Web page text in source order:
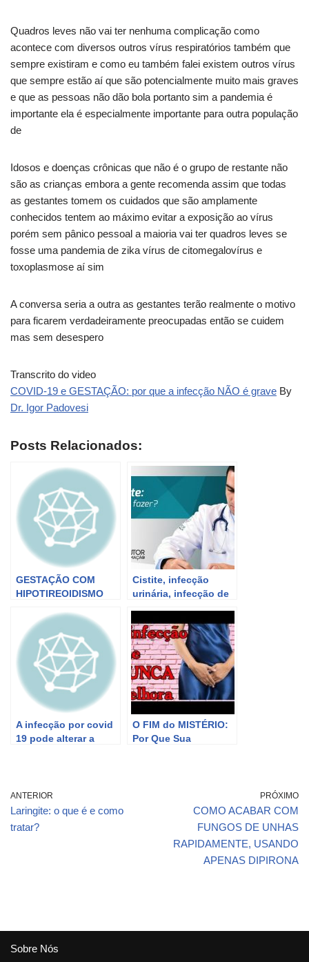
Quadros leves não vai ter nenhuma complicação como
acontece com diversos outros vírus respiratórios também que
sempre existiram e como eu também falei existem outros vírus
que sempre estão aí que são potencialmente muito mais graves
e que as pessoas não dão bola portanto sim a pandemia é
importante ela é especialmente importante para outra população
de
Idosos e doenças crônicas que não é o grupo de restante não
são as crianças embora a gente recomenda assim que todas
as gestantes tomem os cuidados que são amplamente
conhecidos tentem ao máximo evitar a exposição ao vírus
porém sem pânico pessoal a maioria vai ter quadros leves se
fosse uma pandemia de zika vírus de citomegalovírus e
toxoplasmose aí sim
A conversa seria a outra as gestantes terão realmente o motivo
para ficarem verdadeiramente preocupadas então se cuidem
mas sem desespero
Transcrito do video
COVID-19 e GESTAÇÃO: por que a infecção NÃO é grave By
Dr. Igor Padovesi
Posts Relacionados:
GESTAÇÃO COM
HIPOTIREOIDISMO
GESTAÇÃO
Cistite, infecção
urinária, infecção de
A infecção por covid
19 pode alterar a
O FIM do MISTÉRIO:
Por Que Sua
ANTERIOR
Laringite: o que é e como
tratar?
PRÓXIMO
COMO ACABAR COM
FUNGOS DE UNHAS
RAPIDAMENTE, USANDO
APENAS DIPIRONA
Sobre Nós